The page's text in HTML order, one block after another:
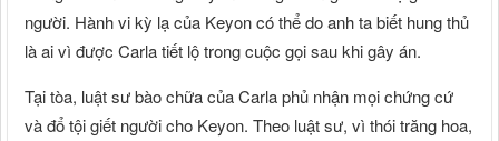
người. Hành vi kỳ lạ của Keyon có thể do anh ta biết hung thủ
là ai vì được Carla tiết lộ trong cuộc gọi sau khi gây án.
Tại tòa, luật sư bào chữa của Carla phủ nhận mọi chứng cứ
và đổ tội giết người cho Keyon. Theo luật sư, vì thói trăng hoa,